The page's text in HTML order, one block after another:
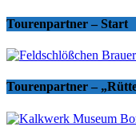
Tourenpartner – Start
Tourenpartner –